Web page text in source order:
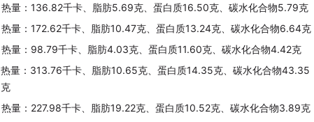
热量：136.82千卡、脂肪5.69克、蛋白质16.50克、碳水化合物5.79克
热量：172.62千卡、脂肪10.47克、蛋白质13.24克、碳水化合物6.64克
热量：98.79千卡、脂肪4.03克、蛋白质11.60克、碳水化合物4.42克
热量：313.76千卡、脂肪10.65克、蛋白质14.35克、碳水化合物43.35
克
热量：227.98千卡、脂肪19.22克、蛋白质10.52克、碳水化合物3.89克